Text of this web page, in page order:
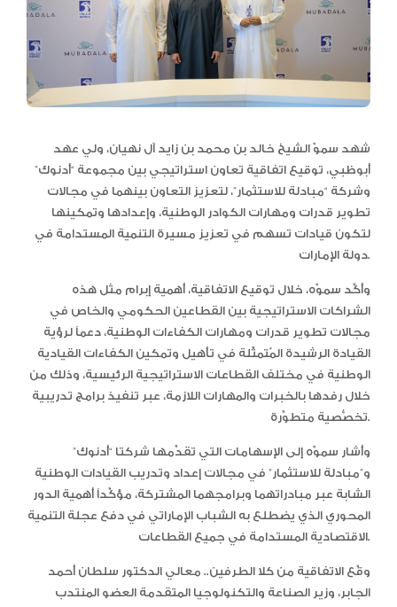
شهد سموّ الشيخ خالد بن محمد بن زايد آل نهيان، ولي عهد
أبوظبي، توقيع اتفاقية تعاون استراتيجي بين مجموعة “أدنوك”
وشركة “مبادلة للاستثمار”، لتعزيز التعاون بينهما في مجالات
تطوير قدرات ومهارات الكوادر الوطنية، وإعدادها وتمكينها
لتكون قيادات تسهم في تعزيز مسيرة التنمية المستدامة في
دولة الإمارات.
وأكَّد سموّه، خلال توقيع الاتفاقية، أهمية إبرام مثل هذه
الشراكات الاستراتيجية بين القطاعين الحكومي والخاص في
مجالات تطوير قدرات ومهارات الكفاءات الوطنية، دعماً لرؤية
القيادة الرشيدة المُتمثِّلة في تأهيل وتمكين الكفاءات القيادية
الوطنية في مختلف القطاعات الاستراتيجية الرئيسية، وذلك من
خلال رفدها بالخبرات والمهارات اللازمة، عبر تنفيذ برامج تدريبية
تخصُّصية متطوِّرة.
وأشار سموّه إلى الإسهامات التي تقدِّمها شركتا “أدنوك”
و”مبادلة للاستثمار” في مجالات إعداد وتدريب القيادات الوطنية
الشابة عبر مبادراتهما وبرامجهما المشتركة، مؤكِّداً أهمية الدور
المحوري الذي يضطلع به الشباب الإماراتي في دفع عجلة التنمية
الاقتصادية المستدامة في جميع القطاعات.
وقَّع الاتفاقية من كلا الطرفين.. معالي الدكتور سلطان أحمد
الجابر، وزير الصناعة والتكنولوجيا المتقدمة العضو المنتدب